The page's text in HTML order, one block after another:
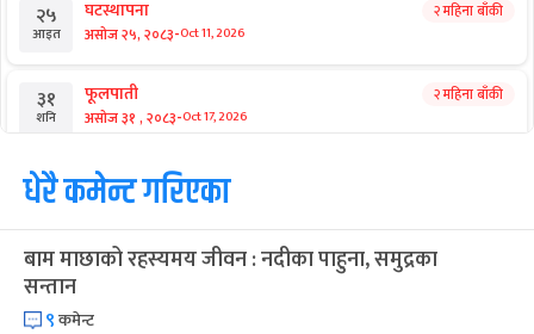
२५
आइत
घटस्थापना
असोज २५, २०८३-Oct 11, 2026
२ महिना बाँकी
३१
शनि
फूलपाती
असोज ३१ , २०८३-Oct 17, 2026
२ महिना बाँकी
१
आइत
कार्तिक सङ्क्रान्ति
कार्तिक १, २०८३-Oct 18, 2026
३
मंगल
महानवमी २ महिना बाँकी
धेरै कमेन्ट गरिएका
बाम माछाको रहस्यमय जीवन : नदीका पाहुना, समुद्रका
सन्तान
९कमेन्ट